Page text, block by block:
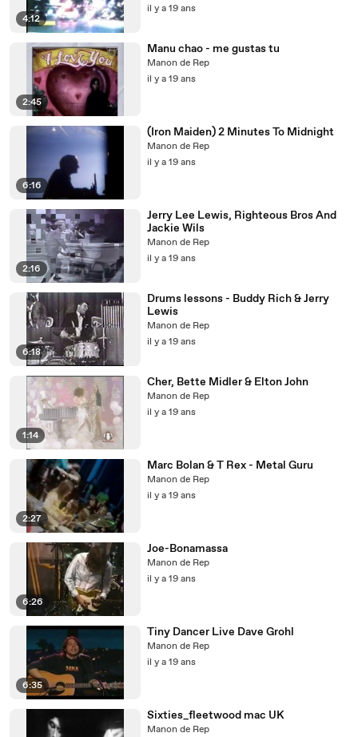
4:12
il y a 19 ans
2:45
Manu chao - me gustas tu
Manon de Rep
il y a 19 ans
6:16
(Iron Maiden) 2 Minutes To Midnight
Manon de Rep
il y a 19 ans
2:16
Jerry Lee Lewis, Righteous Bros And
Jackie Wils
Manon de Rep
il y a 19 ans
6:18
Drums lessons - Buddy Rich & Jerry
Lewis
Manon de Rep
il y a 19 ans
1:14
Cher, Bette Midler & Elton John
Manon de Rep
il y a 19 ans
2:27
Marc Bolan & T Rex - Metal Guru
Manon de Rep
il y a 19 ans
6:26
Joe-Bonamassa
Manon de Rep
il y a 19 ans
6:35
Tiny Dancer Live Dave Grohl
Manon de Rep
il y a 19 ans
Sixties_fleetwood mac UK
Manon de Rep